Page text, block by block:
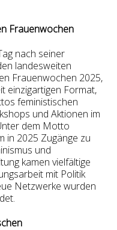
Frauenwochen
nach seiner
landesweiten
Frauenwochen 2025,
einzigartigen Format,
feministischen
und Aktionen im
dem Motto
in 2025 Zugänge zu
und
kamen vielfältige
mit Politik
Netzwerke wurden